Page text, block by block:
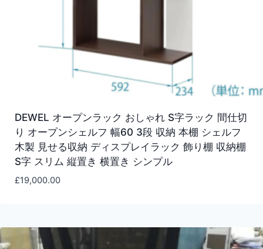
DEWEL オープンラック おしゃれ S字ラック 間仕切
り オープンシェルフ 幅60 3段 収納 本棚 シェルフ
木製 見せる収納 ディスプレイラック 飾り棚 収納棚
S字 スリム 縦置き 横置き シンプル
£19,000.00